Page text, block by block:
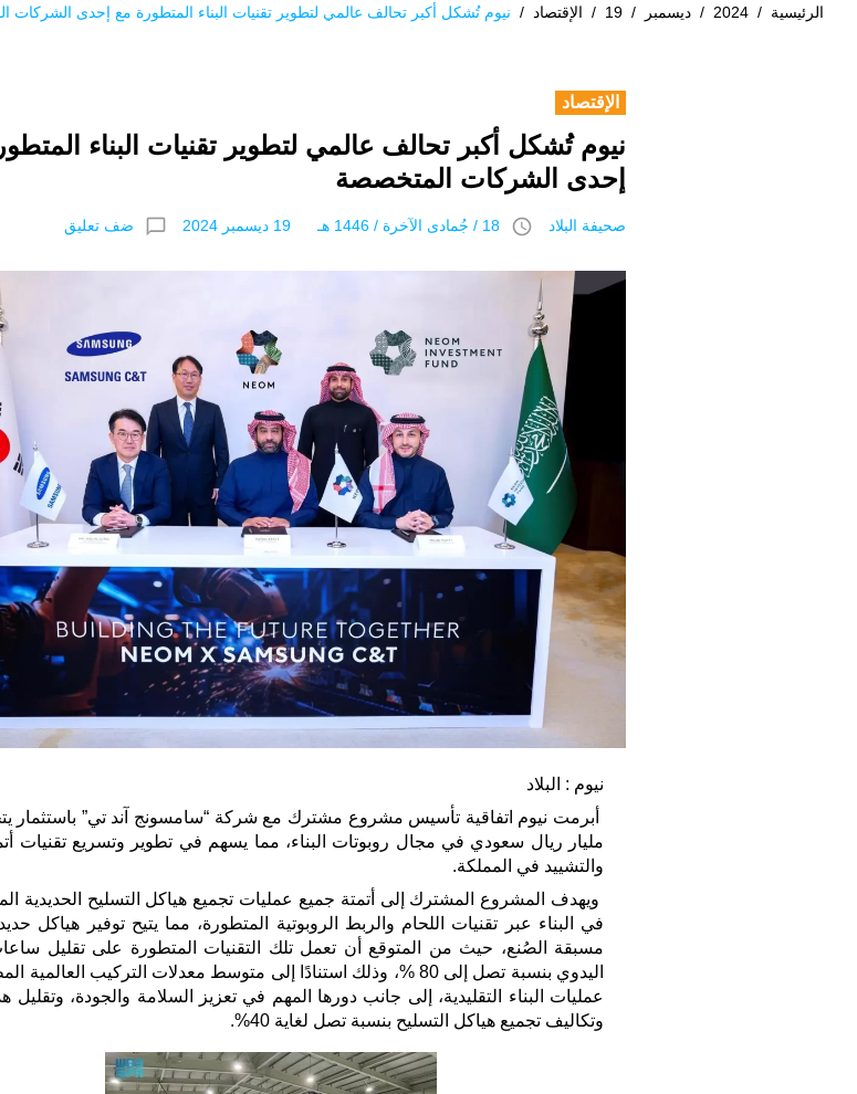
الرئيسية /
2024
/ ديسمبر /
19
/ الإقتصاد / نيوم تُشكل أكبر تحالف عالمي لتطوير تقنيات البناء المتطورة مع إحدى الشركات
الإقتصاد
نيوم تُشكل أكبر تحالف عالمي لتطوير تقنيات البناء
إحدى الشركات المتخصصة
صحيفة البلاد access_time 18 / جُمادى اﻵخرة / 1446 هـ 19 ديسمبر 2024 chat_bubble_outline ضف تعليق
نيوم : البلاد
مليار ريال سعودي في مجال روبوتات البناء، مما يسهم في تطوير وتسريع تقنيات
والتشييد في المملكة.
ويهدف المشروع المشترك إلى أتمتة جميع عمليات تجميع هياكل التسليح الحديدية
في البناء عبر تقنيات اللحام والربط الروبوتية المتطورة، مما يتيح توفير هياكل
مسبقة الصُنع، حيث من المتوقع أن تعمل تلك التقنيات المتطورة على تقليل
اليدوي بنسبة تصل إلى 80 %، وذلك استنادًا إلى متوسط معدلات التركيب
عمليات البناء التقليدية، إلى جانب دورها المهم في تعزيز السلامة والجودة، وتقليل
وتكاليف تجميع هياكل التسليح بنسبة تصل لغاية 40%.